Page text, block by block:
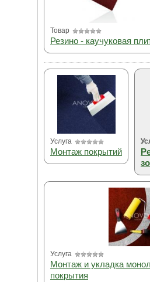
Товар
Резино - каучуковая
Услуга
Монтаж покрытий
Услуга
Монтаж и укладка
покрытия